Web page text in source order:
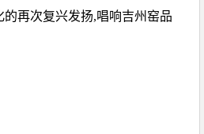
再次复兴发扬,唱响吉州窑品